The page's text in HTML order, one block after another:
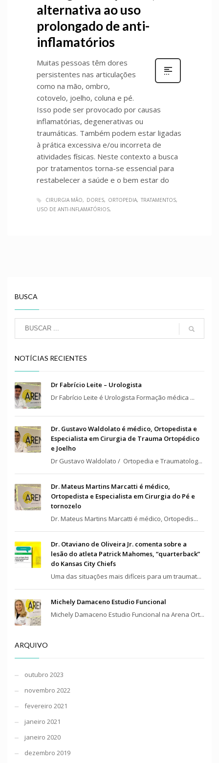
alternativa ao uso
prolongado de anti-
inflamatórios
Muitas pessoas têm dores
persistentes nas articulações
como na mão, ombro,
cotovelo, joelho, coluna e pé.
Isso pode ser provocado por causas
inflamatórias, degenerativas ou
traumáticas. Também podem estar ligadas
à prática excessiva e/ou incorreta de
atividades físicas. Neste contexto a busca
por tratamentos torna-se essencial para
restabelecer a saúde e o bem estar do
CIRURGIA MÃO DORES ORTOPEDIA TRATAMENTOS
USO DE ANTI-INFLAMATÓRIOS
BUSCA
NOTÍCIAS RECIENTES
Dr Fabrício Leite – Urologista
Dr Fabrício Leite é Urologista Formação médica ...
Dr. Gustavo Waldolato é médico, Ortopedista e
Especialista em Cirurgia de Trauma Ortopédico
e Joelho
Dr Gustavo Waldolato / Ortopedia e Traumatolog...
Dr. Mateus Martins Marcatti é médico,
Ortopedista e Especialista em Cirurgia do Pé e
tornozelo
Dr. Mateus Martins Marcatti é médico, Ortopedis...
Dr. Otaviano de Oliveira Jr. comenta sobre a
lesão do atleta Patrick Mahomes, “quarterback”
do Kansas City Chiefs
Uma das situações mais difíceis para um traumat...
Michely Damaceno Estudio Funcional
Michely Damaceno Estudio Funcional na Arena Ort...
ARQUIVO
outubro 2023
novembro 2022
fevereiro 2021
janeiro 2021
janeiro 2020
dezembro 2019